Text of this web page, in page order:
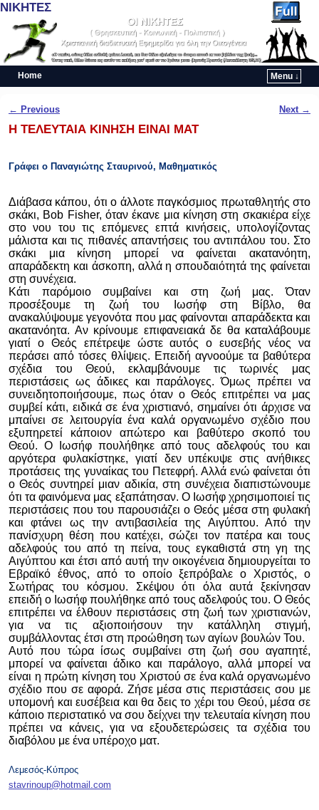
ΝΙΚΗΤΕΣ
Home
Menu ↓
Post navigation
← Previous Next →
Η ΤΕΛΕΥΤΑΙΑ ΚΙΝΗΣΗ ΕΙΝΑΙ ΜΑΤ
Γράφει ο Παναγιώτης Σταυρινού, Μαθηματικός
Διάβασα κάπου, ότι ο άλλοτε παγκόσμιος πρωταθλητής στο
σκάκι, Bob Fisher, όταν έκανε μια κίνηση στη σκακιέρα είχε
στο νου του τις επόμενες επτά κινήσεις, υπολογίζοντας
μάλιστα και τις πιθανές απαντήσεις του αντιπάλου του. Στο
σκάκι μια κίνηση μπορεί να φαίνεται ακατανόητη,
απαράδεκτη και άσκοπη, αλλά η σπουδαιότητά της φαίνεται
στη συνέχεια.
Κάτι παρόμοιο συμβαίνει και στη ζωή μας. Όταν
προσέξουμε τη ζωή του Ιωσήφ στη Βίβλο, θα
ανακαλύψουμε γεγονότα που μας φαίνονται απαράδεκτα και
ακατανόητα. Αν κρίνουμε επιφανειακά δε θα καταλάβουμε
γιατί ο Θεός επέτρεψε ώστε αυτός ο ευσεβής νέος να
περάσει από τόσες θλίψεις. Επειδή αγνοούμε τα βαθύτερα
σχέδια του Θεού, εκλαμβάνουμε τις τωρινές μας
περιστάσεις ως άδικες και παράλογες. Όμως πρέπει να
συνειδητοποιήσουμε, πως όταν ο Θεός επιτρέπει να μας
συμβεί κάτι, ειδικά σε ένα χριστιανό, σημαίνει ότι άρχισε να
μπαίνει σε λειτουργία ένα καλά οργανωμένο σχέδιο που
εξυπηρετεί κάποιον απώτερο και βαθύτερο σκοπό του
Θεού. Ο Ιωσήφ πουλήθηκε από τους αδελφούς του και
αργότερα φυλακίστηκε, γιατί δεν υπέκυψε στις ανήθικες
προτάσεις της γυναίκας του Πετεφρή. Αλλά ενώ φαίνεται ότι
ο Θεός συντηρεί μιαν αδικία, στη συνέχεια διαπιστώνουμε
ότι τα φαινόμενα μας εξαπάτησαν. Ο Ιωσήφ χρησιμοποιεί τις
περιστάσεις που του παρουσιάζει ο Θεός μέσα στη φυλακή
και φτάνει ως την αντιβασιλεία της Αιγύπτου. Από την
πανίσχυρη θέση που κατέχει, σώζει τον πατέρα και τους
αδελφούς του από τη πείνα, τους εγκαθιστά στη γη της
Αιγύπτου και έτσι από αυτή την οικογένεια δημιουργείται το
Εβραϊκό έθνος, από το οποίο ξεπρόβαλε ο Χριστός, ο
Σωτήρας του κόσμου. Σκέψου ότι όλα αυτά ξεκίνησαν
επειδή ο Ιωσήφ πουλήθηκε από τους αδελφούς του. Ο Θεός
επιτρέπει να έλθουν περιστάσεις στη ζωή των χριστιανών,
για να τις αξιοποιήσουν την κατάλληλη στιγμή,
συμβάλλοντας έτσι στη προώθηση των αγίων βουλών Του.
Αυτό που τώρα ίσως συμβαίνει στη ζωή σου αγαπητέ,
μπορεί να φαίνεται άδικο και παράλογο, αλλά μπορεί να
είναι η πρώτη κίνηση του Χριστού σε ένα καλά οργανωμένο
σχέδιο που σε αφορά. Ζήσε μέσα στις περιστάσεις σου με
υπομονή και ευσέβεια και θα δεις το χέρι του Θεού, μέσα σε
κάποιο περιστατικό να σου δείχνει την τελευταία κίνηση που
πρέπει να κάνεις, για να εξουδετερώσεις τα σχέδια του
διαβόλου με ένα υπέροχο ματ.
Λεμεσός-Κύπρος
stavrinoup@hotmail.com